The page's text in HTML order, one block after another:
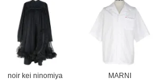
noir kei ninomiya
MARNI